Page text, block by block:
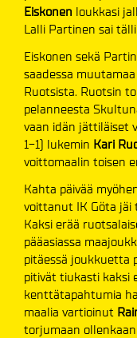
Eiskonen loukkasi
Lalli Partinen sai
Eiskonen sekä
saadessa
Ruotsista. Ruotsin
pelanneesta
vaan idän jättiläiset
1-1) lukemin Kari
voittomaalin toisen
Kahta päivää
voittanut IK Göta jäi
Kaksi erää
pääasiassa
pitäessä joukkuetta
pitivät tiukasti kaksi
kenttätapahtumia
maalia vartioinut
torjumaan